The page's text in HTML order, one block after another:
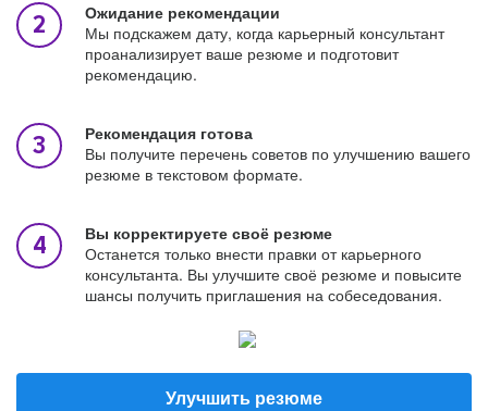
Ожидание рекомендации
Мы подскажем дату, когда карьерный консультант
проанализирует ваше резюме и подготовит
рекомендацию.
Рекомендация готова
Вы получите перечень советов по улучшению вашего
резюме в текстовом формате.
Вы корректируете своё резюме
Останется только внести правки от карьерного
консультанта. Вы улучшите своё резюме и повысите
шансы получить приглашения на собеседования.
Улучшить резюме